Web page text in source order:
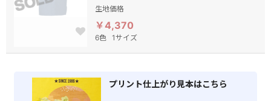
生地価格
￥4,370
6色 1サイズ
プリント仕上がり見本はこちら